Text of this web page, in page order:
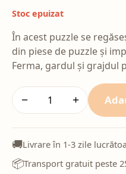
Stoc epuizat
În acest puzzle se
din piese de puzzle și
Ferma, gardul și grajdul
− +
🚚Livrare în 1-3 zile
📦Transport gratuit peste